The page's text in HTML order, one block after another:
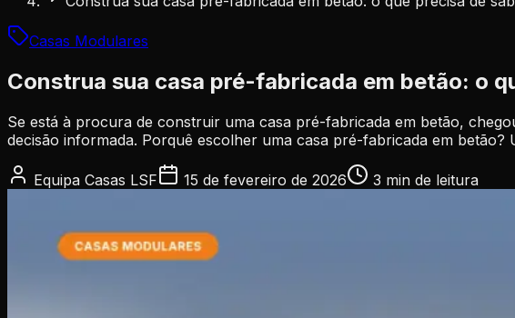
Casas Modulares
Construa sua casa pré-fabricada em betão: o
Se está à procura de construir uma casa pré-fabricada em betão,
decisão informada. Porquê escolher uma casa pré-fabricada em
Equipa Casas LSF 15 de fevereiro de 2026 3 min de leitura